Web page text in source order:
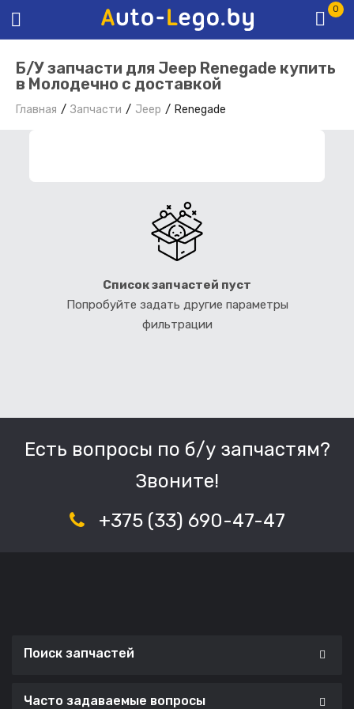
0
Б/У запчасти для Jeep Renegade купить
в Молодечно с доставкой
Главная Запчасти Jeep Renegade
Список запчастей пуст
Попробуйте задать другие параметры
фильтрации
Есть вопросы по б/у запчастям?
Звоните!
+375 (33) 690-47-47
Поиск запчастей
Часто задаваемые вопросы